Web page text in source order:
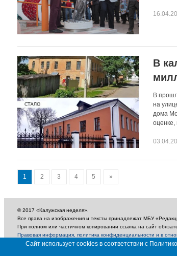
В
В
на
дома
оценке,
1 2 3 4 5 »
© 2017 «Калужская неделя».
Все права на изображения и тексты принадлежат МБУ
При полном или частичном копировании ссылка на сайт
Правовая информация, политика конфиденциальности и в
18+Сайт использует cookies в соответствии с